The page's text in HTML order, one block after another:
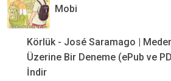
Mobi
Körlük - José Saramago |
Üzerine Bir Deneme (ePub ve
İndir